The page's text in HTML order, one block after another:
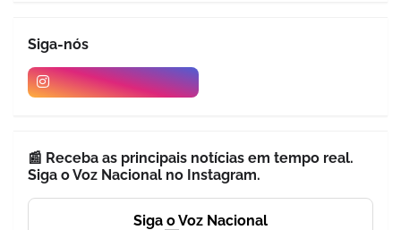
Siga-nós
📰 Receba as principais notícias em tempo real.
Siga o Voz Nacional no Instagram.
Siga o Voz Nacional